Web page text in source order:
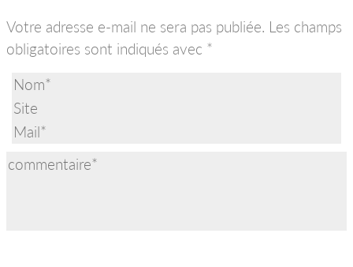
Votre adresse e-mail ne sera pas publiée. Les champs
obligatoires sont indiqués avec *